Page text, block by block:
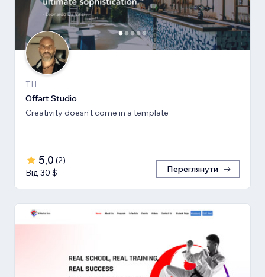
TH
Offart Studio
Creativity doesn't come in a template
5,0 (2)
Від 30 $
Переглянути